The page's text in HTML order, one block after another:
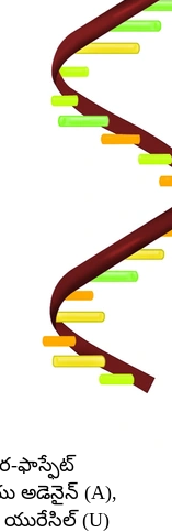
ఫాస్ఫేట్
అడెనైన్ (A),
(U)